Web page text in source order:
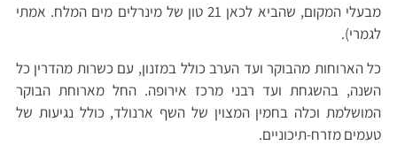
מבעלי המקום, שהביא לכאן 21 טון של מינרלים מים המלח. אמתי
לגמרי).
כל הארוחות מהבוקר ועד הערב כולל במזנון, עם כשרות מהדרין כל
השנה, בהשגחת ועד רבני מרכז אירופה. החל מארוחת הבוקר
המושלמת וכלה בחמין המצוין של השף ארנולד, כולל נגיעות של
טעמים מזרח-תיכוניים.